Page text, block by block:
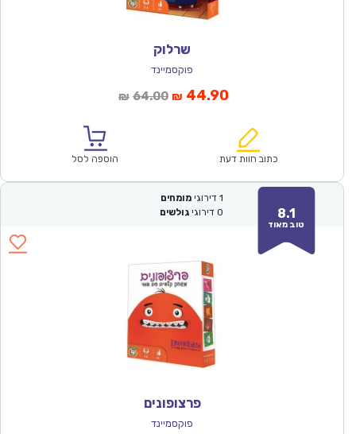
שרלוק
פוקסמיינד
₪ 64.00המחיר
₪64.00.
₪ 44.90המחיר
הוא:
כתוב חוות דעת הוספה לסל
8.1
טוב מאוד
1 דירוגי מומחים
0 דירוגי גולשים
פרצופונים
פוקסמיינד